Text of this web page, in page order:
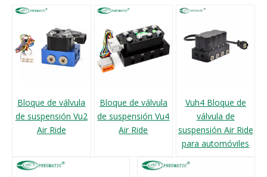
Bloque de válvula
de suspensión Vu2
Air Ride
Bloque de válvula
de suspensión Vu4
Air Ride
Vuh4 Bloque de
válvula de
suspensión Air Ride
para automóviles